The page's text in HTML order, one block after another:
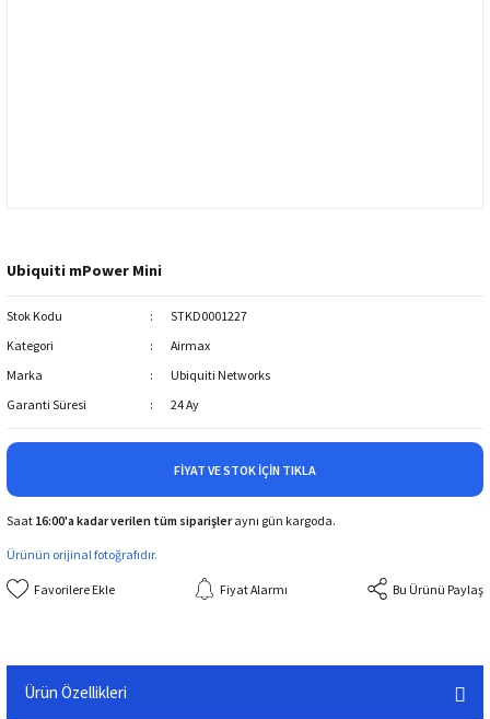
Ubiquiti mPower Mini
Stok Kodu
STKD0001227
Kategori
Airmax
Marka
Ubiquiti Networks
Garanti Süresi
24 Ay
FIYAT VE STOK İÇIN TIKLA
Saat 16:00'a kadar verilen tüm siparişleraynı gün kargoda.
Ürünün orijinal fotoğrafıdır.
Fiyat Alarmı Bu Ürünü Paylaş
Ürün Özellikleri